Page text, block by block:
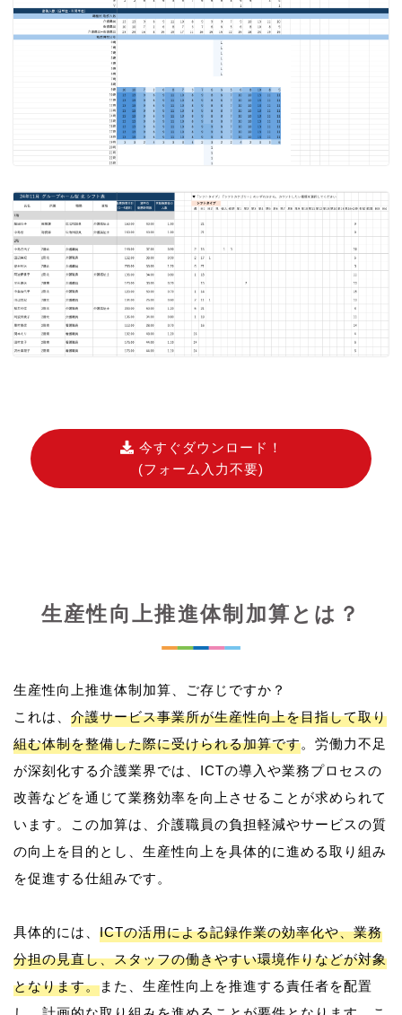
今すぐダウンロード！
(フォーム入力不要)
生産性向上推進体制加算とは？
生産性向上推進体制加算、ご存じですか？
これは、 介護サービス事業所が生産性向上を目指して取り
組む体制を整備した際に受けられる加算です。労働力不足
が深刻化する介護業界では、ICTの導入や業務プロセスの
改善などを通じて業務効率を向上させることが求められて
います。この加算は、介護職員の負担軽減やサービスの質
の向上を目的とし、生産性向上を具体的に進める取り組み
を促進する仕組みです。
具体的には、 ICTの活用による記録作業の効率化や、業務
分担の見直し、スタッフの働きやすい環境作りなどが対象
となります。また、生産性向上を推進する責任者を配置